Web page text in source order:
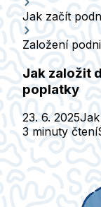
Jak začít
Založení
Jak založit
poplatky
23. 6. 2025
3 minuty čtení